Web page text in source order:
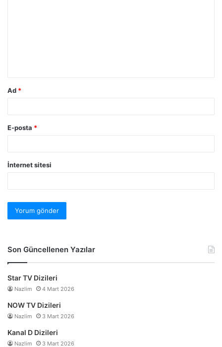
Ad *
E-posta *
İnternet sitesi
Son Güncellenen Yazılar
Star TV Dizileri
Nazlim 4 Mart 2026
NOW TV Dizileri
Nazlim 3 Mart 2026
Kanal D Dizileri
Nazlim 3 Mart 2026